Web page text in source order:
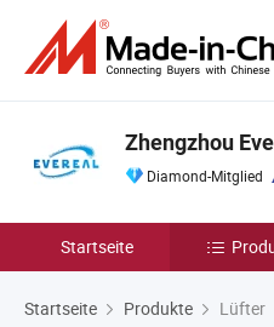
Zhengzhou
Diamond-Mitglied
Startseite
Startseite Produkte Lüfter